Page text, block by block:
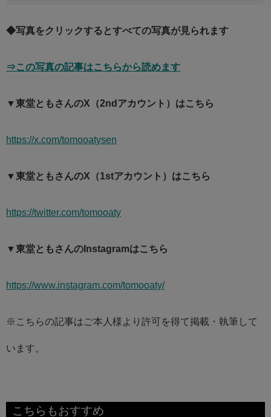
◆写真をクリックするとすべての写真が見られます
⇒この写真の記事はこちらから読めます
▼東堂ともさんのX（2ndアカウント）はこちら
https://x.com/tomooatysen
▼東堂ともさんのX（1stアカウント）はこちら
https://twitter.com/tomooaty
▼東堂ともさんのInstagramはこちら
https://www.instagram.com/tomooaty/
※こちらの記事はご本人様より許可を得て掲載・執筆して
います。
こちらもおすすめ